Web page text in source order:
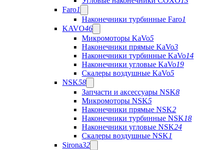
Faro1
Наконечники турбинные Faro1
KAVO46
Микромоторы KaVo5
Наконечники прямые KaVo3
Наконечники турбинные KaVo14
Наконечники угловые KaVo19
Скалеры воздушные KaVo5
NSK58
Запчасти и аксессуары NSK8
Микромоторы NSK5
Наконечники прямые NSK2
Наконечники турбинные NSK18
Наконечники угловые NSK24
Скалеры воздушные NSK1
Sirona32